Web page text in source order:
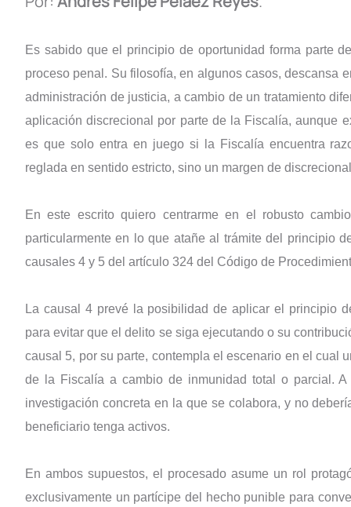
Es sabido que el principio de oportunidad forma parte
proceso penal. Su filosofía, en algunos casos, descansa
administración de justicia, a cambio de un tratamiento
aplicación discrecional por parte de la Fiscalía, aunque
es que solo entra en juego si la Fiscalía encuentra
reglada en sentido estricto, sino un margen de
En este escrito quiero centrarme en el robusto
particularmente en lo que atañe al trámite del principio
causales 4 y 5 del artículo 324 del Código de
La causal 4 prevé la posibilidad de aplicar el principio
para evitar que el delito se siga ejecutando o su
causal 5, por su parte, contempla el escenario en el cual
de la Fiscalía a cambio de inmunidad total o parcial.
investigación concreta en la que se colabora, y no
beneficiario tenga activos.
En ambos supuestos, el procesado asume un rol
exclusivamente un partícipe del hecho punible para